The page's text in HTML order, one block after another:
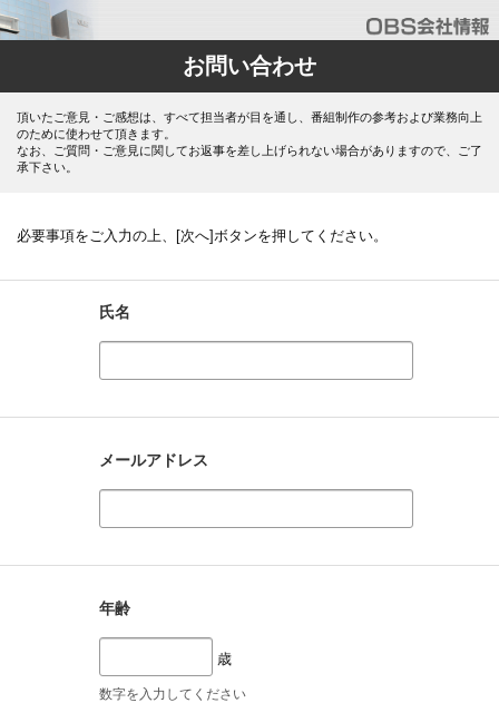
お問い合わせ
頂いたご意見・ご感想は、すべて担当者が目を通し、番組制作の参考および業務向上
のために使わせて頂きます。
なお、ご質問・ご意見に関してお返事を差し上げられない場合がありますので、ご了
承下さい。
必要事項をご入力の上、[次へ]ボタンを押してください。
氏名
メールアドレス
年齢
歳
数字を入力してください